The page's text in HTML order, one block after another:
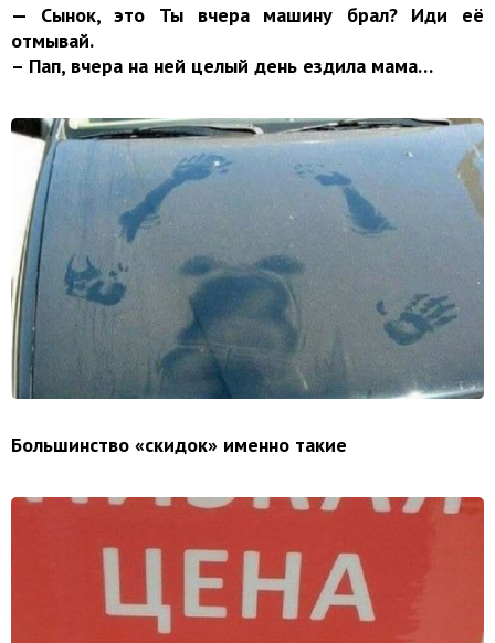
— Сынок, это Ты вчера машину брал? Иди её
отмывай.
– Пап, вчера на ней целый день ездила мама…
Большинство «скидок» именно такие